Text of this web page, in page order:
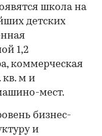
школа на
детских
1,2
коммерческая
кв. м и
мест.
бизнес-
и